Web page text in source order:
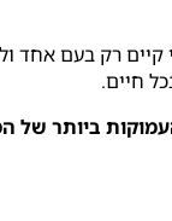
רק בעם אחד
חיים.
ביותר של